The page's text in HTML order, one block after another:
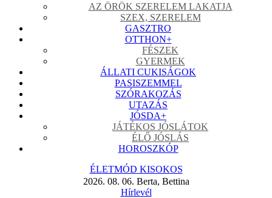
AZ ÖRÖK SZERELEM LAKATJA
SZEX, SZERELEM
GASZTRO
OTTHON+
FÉSZEK
GYERMEK
ÁLLATI CUKISÁGOK
PASISZEMMEL
SZÓRAKOZÁS
UTAZÁS
JÓSDA+
JÁTÉKOS JÓSLÁTOK
ÉLŐ JÓSLÁS
HOROSZKÓP
ÉLETMÓD KISOKOS
2026. 08. 06. Berta, Bettina
Hírlevél